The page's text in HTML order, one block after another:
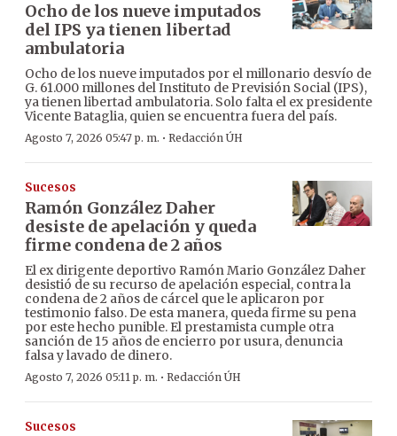
Ocho de los nueve imputados
del IPS ya tienen libertad
ambulatoria
Ocho de los nueve imputados por el millonario desvío de
G. 61.000 millones del Instituto de Previsión Social (IPS),
ya tienen libertad ambulatoria. Solo falta el ex presidente
Vicente Bataglia, quien se encuentra fuera del país.
Agosto 7, 2026 05:47 p. m. · Redacción ÚH
Sucesos
Ramón González Daher
desiste de apelación y queda
firme condena de 2 años
El ex dirigente deportivo Ramón Mario González Daher
desistió de su recurso de apelación especial, contra la
condena de 2 años de cárcel que le aplicaron por
testimonio falso. De esta manera, queda firme su pena
por este hecho punible. El prestamista cumple otra
sanción de 15 años de encierro por usura, denuncia
falsa y lavado de dinero.
Agosto 7, 2026 05:11 p. m. · Redacción ÚH
Sucesos